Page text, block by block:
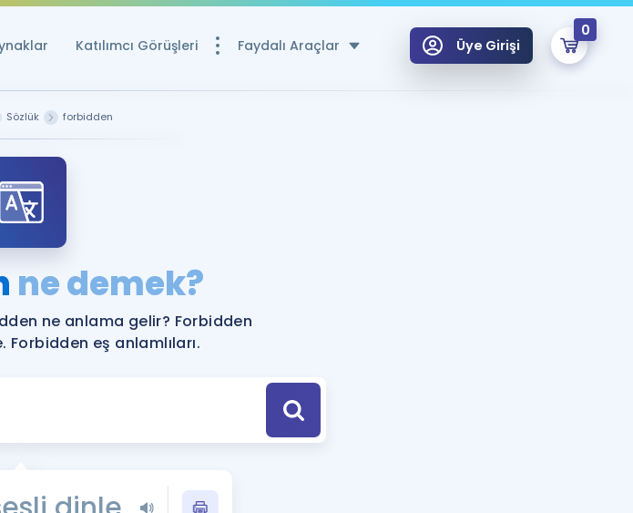
Katılımcı Görüşleri Faydalı Araçlar
YDS ve YÖKDİL Puan Hesaplama Aracı
YDS ve YÖKDİL'e Hazırlananlar için Öneriler
Tüm ÖSYM Sınavları Tek Takvimde
Üye Girişi
0
Remzi Hoca ile seni sınava hazırlayacak onlarca eğitim seni bekliyor!
Sözlük forbidden
ne demek?
ne anlama gelir? Forbidden
eş anlamlıları.